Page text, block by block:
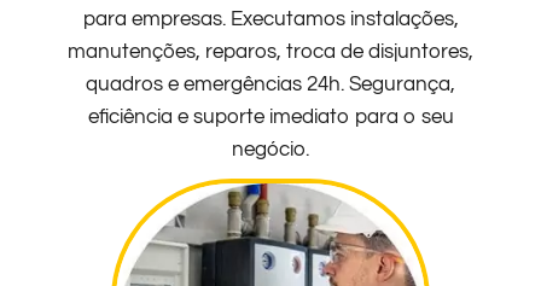
para empresas. Executamos instalações,
manutenções, reparos, troca de disjuntores,
quadros e emergências 24h. Segurança,
eficiência e suporte imediato para o seu
negócio.